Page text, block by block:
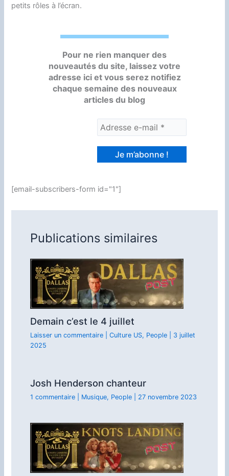
petits rôles à l’écran.
Pour ne rien manquer des
nouveautés du site, laissez votre
adresse ici et vous serez notifiez
chaque semaine des nouveaux
articles du blog
[email-subscribers-form id="1"]
Publications similaires
Demain c’est le 4 juillet
Laisser un commentaire Culture US, People| 3 juillet
2025
Josh Henderson chanteur
1 commentaire Musique, People| 27 novembre 2023